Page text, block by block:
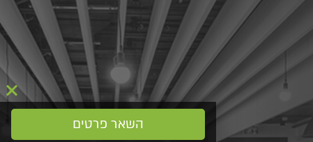
השאר פרטים